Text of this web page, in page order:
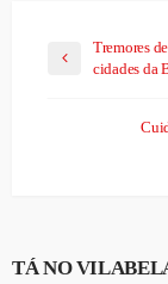
Tremores
cidades da
TÁ NO